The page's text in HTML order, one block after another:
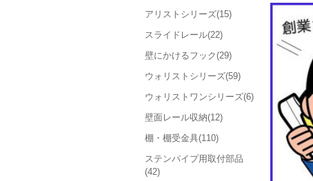
アリストシリーズ(15)
スライドレール(22)
壁にかけるフック(29)
ウォリストシリーズ(59)
ウォリストワンシリーズ(6)
壁面レール収納(12)
棚・棚受金具(110)
ステンパイプ用取付部品
(42)